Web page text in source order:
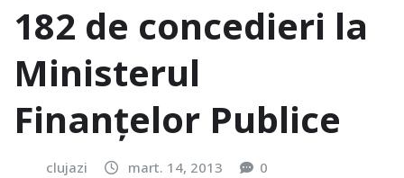
182 de concedieri la
Ministerul
Finanțelor Publice
clujazi mart. 14, 2013 0